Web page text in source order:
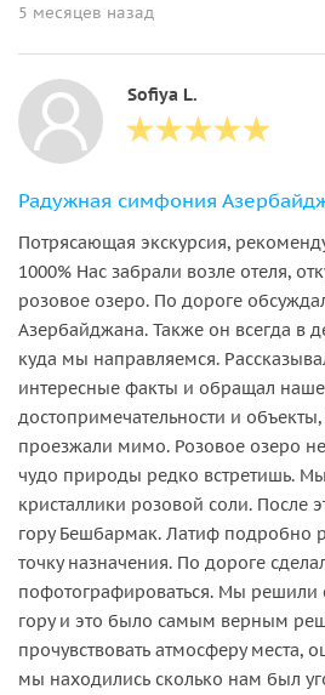
5 месяцев назад
Sofiya L.
Потрясающая экскурсия,
1000% Нас забрали возле отеля,
розовое озеро. По дороге
Азербайджана. Также он всегда в
куда мы направляемся.
интересные факты и обращал
достопримечательности и
проезжали мимо. Розовое озеро
чудо природы редко встретишь.
кристаллики розовой соли. После
гору Бешбармак. Латиф подробно
точку назначения. По дороге
пофотографироваться. Мы решили
гору и это было самым верным
прочувствовать атмосферу места,
мы находились сколько нам был